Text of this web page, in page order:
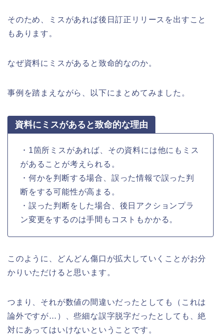
そのため、ミスがあれば後日訂正リリースを出すこと
もあります。
なぜ資料にミスがあると致命的なのか。
事例を踏まえながら、以下にまとめてみました。
資料にミスがあると致命的な理由
・1箇所ミスがあれば、その資料には他にもミス
があることが考えられる。
・何かを判断する場合、誤った情報で誤った判
断をする可能性が高まる。
・誤った判断をした場合、後日アクションプラ
ン変更をするのは手間もコストもかかる。
このように、どんどん傷口が拡大していくことがお分
かりいただけると思います。
つまり、それが数値の間違いだったとしても（これは
論外ですが…）、些細な誤字脱字だったとしても、絶
対にあってはいけないということです。